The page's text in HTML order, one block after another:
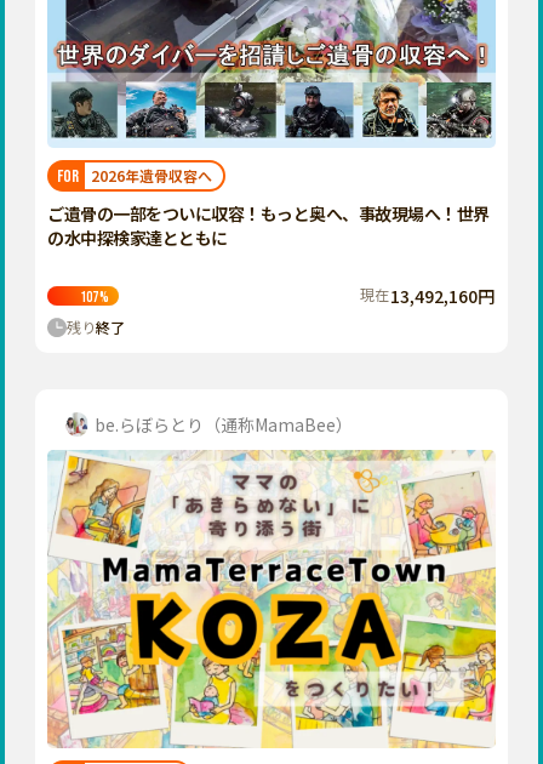
関東
茨城
栃木
群馬
千葉
神奈川
福井
山梨
長野
岐阜
静岡
愛知
近畿
三重
滋賀
鳥取 島根 岡山 広島 山口
四国
徳島 香川 愛媛 高知
九州・沖縄
福岡 佐賀 長崎
宮崎
鹿児島 沖縄
FOR 2026年遺骨収容へ
ご遺骨の一部をついに収容！もっと奥へ、事故現場へ！世界
の水中探検家達とともに
107% 現在13,492,160円
残り終了
be.らぼらとり（通称MamaBee）